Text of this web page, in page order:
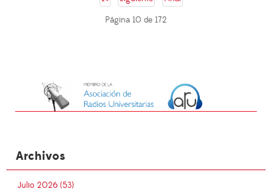
Página 10 de 172
Archivos
Julio 2026 (53)